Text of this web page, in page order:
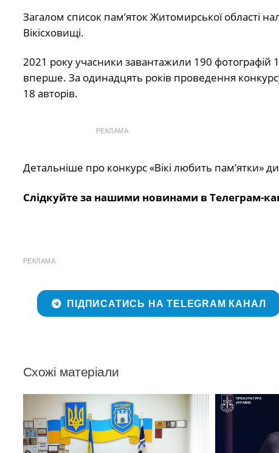
Загалом список пам’яток Житомирської області
Вікісховищі.
2021 року учасники завантажили 190 фотографій
вперше. За одинадцять років проведення
18 авторів.
РЕКЛАМА
Детальніше про конкурс «Вікі любить памʼятки»
Слідкуйте за нашими новинами в Телеграм-
РЕКЛАМА
ПІДПИСАТИСЬ НА TELEGRAM КАНАЛ
Схожі матеріали